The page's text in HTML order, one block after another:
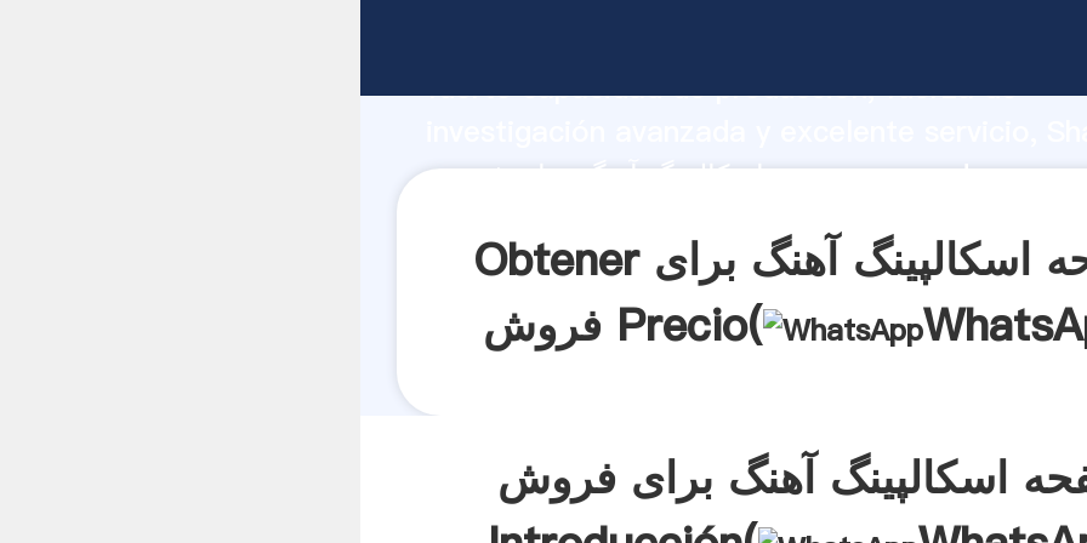
fuerte capacidad de producción, fuerza de
صفحه اسکالپینگ آهنگ برای فروش proveedor crea el valor y
Obtener صفحه اسکالپینگ آهنگ برای
فروش Precio(
اسکالپینگ آهنگ برای فروش